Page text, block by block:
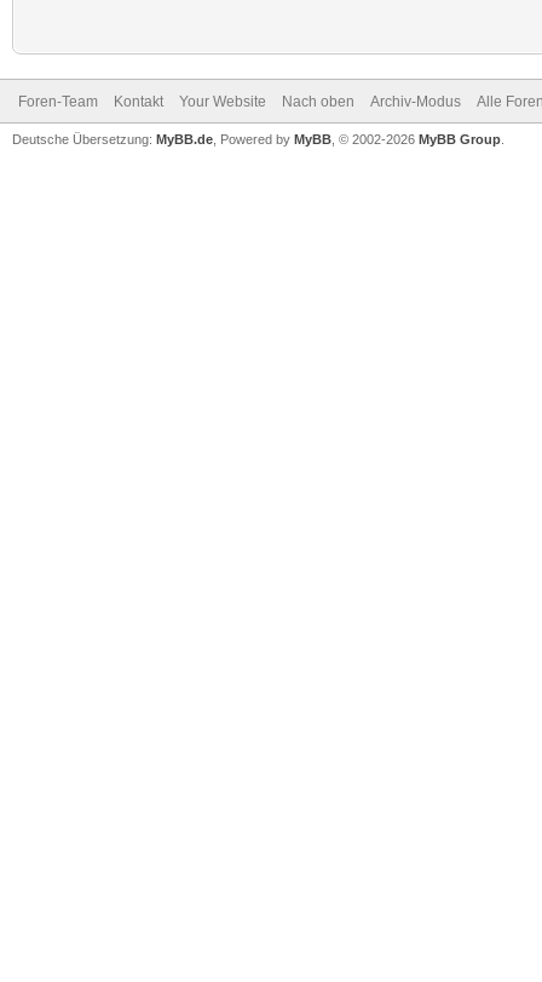
Foren-Team Kontakt Your Website Nach oben Archiv-Modus Alle
Deutsche Übersetzung: MyBB.de , Powered by MyBB , © 2002-2026 MyBB Group